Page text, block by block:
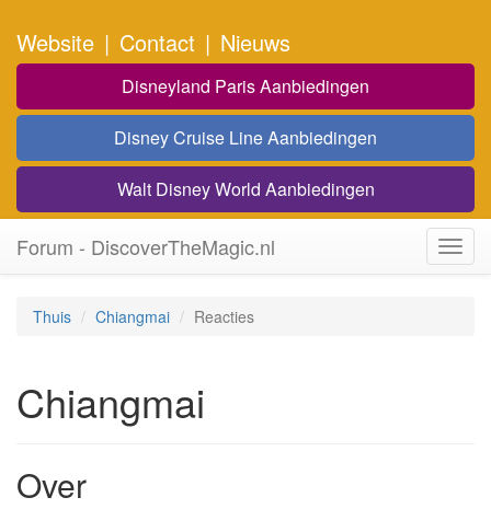
Website | Contact | Nieuws
Disneyland Paris Aanbiedingen
Disney Cruise Line Aanbiedingen
Walt Disney World Aanbiedingen
Forum - DiscoverTheMagic.nl
Thuis Chiangmai Reacties
Chiangmai
Over